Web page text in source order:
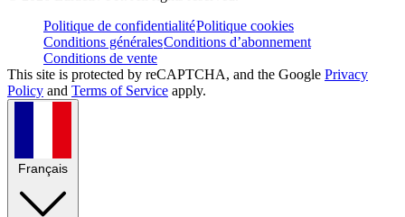
Politique de confidentialitéPolitique cookies
Conditions généralesConditions d’abonnement
Conditions de vente
This site is protected by reCAPTCHA, and the Google Privacy
Policy and Terms of Service apply.
Français